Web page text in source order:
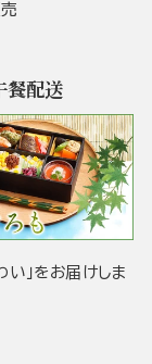
餐配送
い」をお届けしま